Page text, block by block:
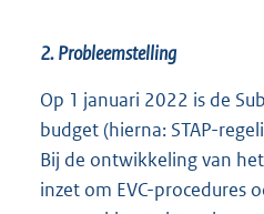
2. Probleemstelling
Op 1 januari 2022 is de
budget (hierna: STAP-
Bij de ontwikkeling van
inzet om EVC-procedures